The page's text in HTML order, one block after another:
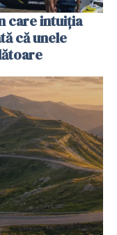
care intuiția
că unele